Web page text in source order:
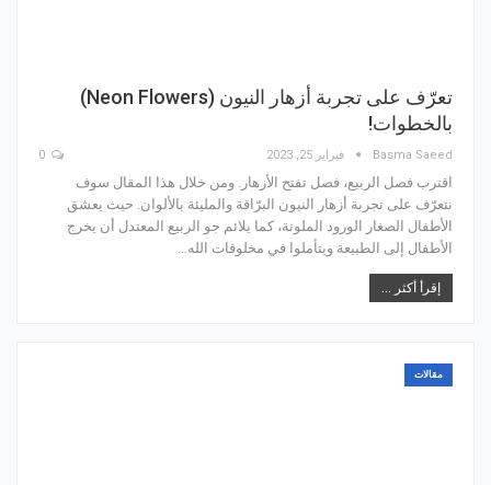
تعرّف على تجربة أزهار النيون (Neon Flowers)
بالخطوات!
Basma Saeed فبراير 25, 2023
اقترب فصل الربيع، فصل تفتح الأزهار. ومن خلال هذا المقال سوف
نتعرّف على تجربة أزهار النيون البرّاقة والمليئة بالألوان. حيث يعشق
الأطفال الصغار الورود الملونة، كما يلائم جو الربيع المعتدل أن يخرج
الأطفال إلى الطبيعة ويتأملوا في مخلوقات الله…
إقرأ أكثر ...
مقالات